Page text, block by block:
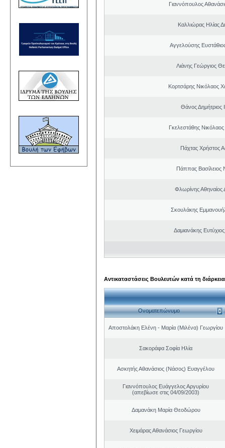
Γιαννόπουλος
Καλλιώρας Ηλίας
Αγγελούσης
Λιάνης Γεώργιος
Κορτσάρης Νικόλαος
Θάνος Δημήτριος
Γκελεστάθης
Πάχτας Χρήστος
Πάππας Βασίλειος
Φλωρίνης Αθηναίος
Σκουλάκης
Δαμιανάκης
Αντικαταστάσεις Βουλευτών κατά τη
Ονοματεπώνυμο
Αποστολάκη Ελένη - Μαρία (Μιλένα) Γεωργίου
Σακοράφα Σοφία Ηλία
Ασκητής Αθανάσιος (Νάσος) Ευαγγέλου
Γιαννόπουλος Ευάγγελος Αργυρίου
(απεβίωσε στις 04/09/2003)
Δαμανάκη Μαρία Θεοδώρου
Χειμάρας Αθανάσιος Γεωργίου